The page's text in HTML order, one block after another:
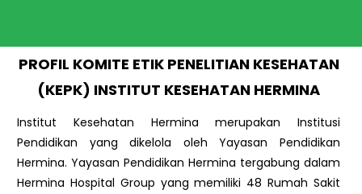
PROFIL KOMITE ETIK PENELITIAN KESEHATAN
(KEPK) INSTITUT KESEHATAN HERMINA
Institut Kesehatan Hermina merupakan Institusi
Pendidikan yang dikelola oleh Yayasan Pendidikan
Hermina. Yayasan Pendidikan Hermina tergabung dalam
Hermina Hospital Group yang memiliki 48 Rumah Sakit